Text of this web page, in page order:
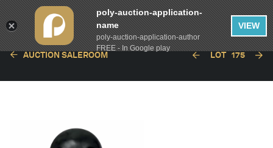
AUCTION SALEROOM LOT 175
poly-auction-application-
name
poly-auction-application-author
FREE - In Google play
VIEW